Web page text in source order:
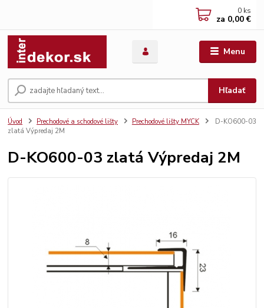
Menu
Hľadať
0 ks
za 0,00 €
Úvod Prechodové a schodové lišty Prechodové lišty MYCK
D-KO600-03
zlatá Výpredaj 2M
D-KO600-03 zlatá Výpredaj 2M